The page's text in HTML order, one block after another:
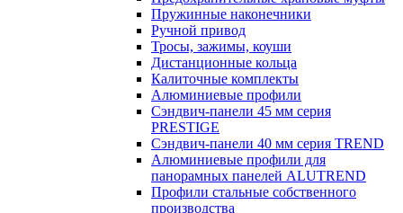
Пружинные наконечники
Ручной привод
Тросы, зажимы, коуши
Дистанционные кольца
Калиточные комплекты
Алюминиевые профили
Сэндвич-панели 45 мм серия
PRESTIGE
Сэндвич-панели 40 мм серия TREND
Алюминиевые профили для
панорамных панелей ALUTREND
Профили стальные собственного
производства